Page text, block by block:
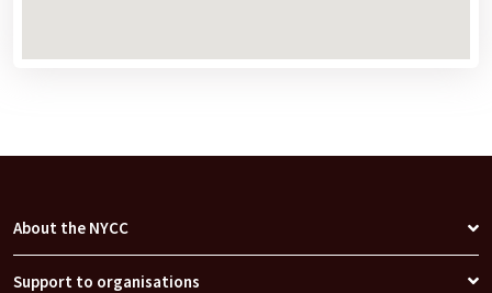
About the NYCC
Support to organisations